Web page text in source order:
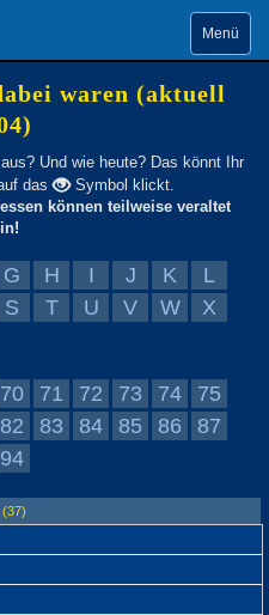
Menü
waren (aktuell
Und wie heute? Das könnt Ihr
das
Symbol klickt.
können teilweise veraltet
G H I J K
L
S T U V W
X
70 71 72 73 74
75
82 83 84 85 86
87
94
(37)